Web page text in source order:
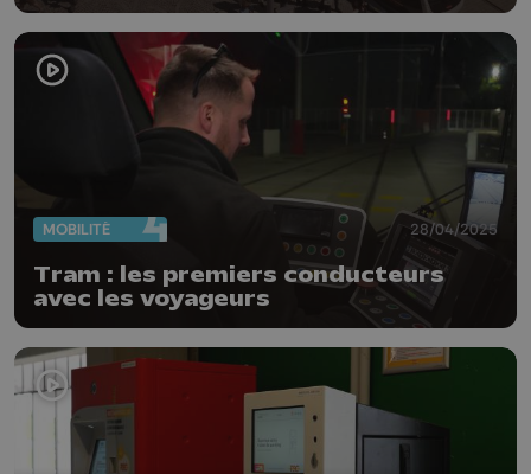
MOBILITÉ 28/04/2025
Tram : les premiers conducteurs
avec les voyageurs